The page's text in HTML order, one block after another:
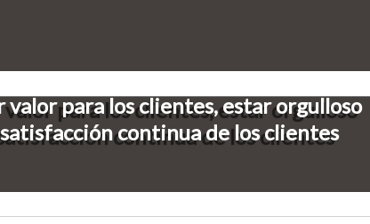
valor para los clientes, estar orgulloso
continua de los clientes